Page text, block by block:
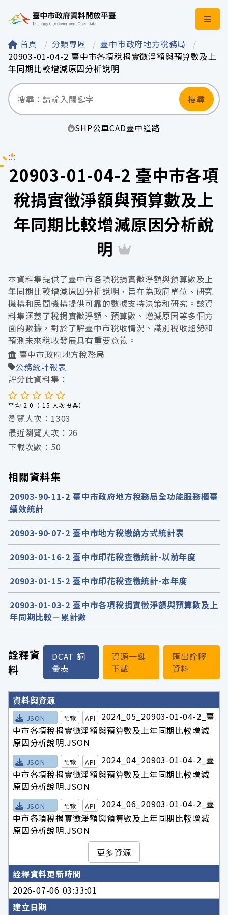
臺中市政府資料開
首頁 分類專區
臺中市政府地方稅務局
20903-01-04-2 臺中市各項稅捐實徵淨額與預算數及上
年同期比較增減原因分析說明
搜尋
SHP公車CAD臺中道路
:::
20903-01-04-2 臺中市各項
稅捐實徵淨額與預算數及上
年同期比較增減原因分析說
明
詮釋資
料
DCAT 詞
彙表
資源一鍵
下載
匯出詮釋
資料
詮釋資料詳細內容
資料與資源
JSON 預覽 API
2024_05_20903-01-04-2_臺
中市各項稅捐實徵淨額與預算數及上年同期比較增減
原因分析說明.JSON
JSON 預覽 API
2024_04_20903-01-04-2_臺
中市各項稅捐實徵淨額與預算數及上年同期比較增減
原因分析說明.JSON
JSON 預覽 API
2024_06_20903-01-04-2_臺
中市各項稅捐實徵淨額與預算數及上年同期比較增減
原因分析說明.JSON
更多資源
詮釋資料更新時間
2026-07-06 03:33:01
建立日期
本資料集提供了臺中市各項稅捐實徵淨額與預算數及上
年同期比較增減原因分析說明，旨在為政府單位、研究
機構和民間機構提供可靠的數據支持決策和研究。該資
料集涵蓋了稅捐實徵淨額、預算數、增減原因等多個方
面的數據，對於了解臺中市稅收情況、識別稅收趨勢和
預測未來稅收發展具有重要意義。
臺中市政府地方稅務局
公務統計報表
評分此資料集：
平均 2.0（ 15 人次投票）
瀏覽人次：1303
最近瀏覽人次：26
下載次數：50
相關資料集
20903-90-11-2 臺中市政府地方稅務局全功能服務櫃臺
績效統計
20903-90-07-2 臺中市地方稅繳納方式統計表
20903-01-16-2 臺中市印花稅查徵統計-以前年度
20903-01-15-2 臺中市印花稅查徵統計-本年度
20903-01-03-2 臺中市各項稅捐實徵淨額與預算數及上
年同期比較－累計數